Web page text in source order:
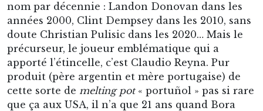
nom par décennie : Landon Donovan dans les
années 2000, Clint Dempsey dans les 2010, sans
doute Christian Pulisic dans les 2020… Mais le
précurseur, le joueur emblématique qui a
apporté l’étincelle, c’est Claudio Reyna. Pur
produit (père argentin et mère portugaise) de
cette sorte de melting pot « portuñol » pas si rare
que ça aux USA, il n’a que 21 ans quand Bora